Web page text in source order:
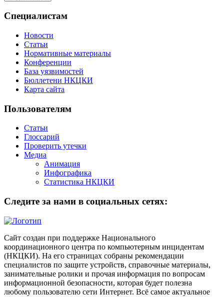
Специалистам
Новости
Статьи
Нормативные материалы
Конференции
База уязвимостей
Бюллетени НКЦКИ
Карта сайта
Пользователям
Статьи
Глоссарий
Проверить утечки
Медиа
Анимация
Инфографика
Статистика НКЦКИ
Следите за нами в социальных сетях:
Сайт создан при поддержке Национального
координационного центра по компьютерным инцидентам
(НКЦКИ). На его страницах собраны рекомендации
специалистов по защите устройств, справочные материалы,
занимательные ролики и прочая информация по вопросам
информационной безопасности, которая будет полезна
любому пользователю сети Интернет. Всё самое актуальное